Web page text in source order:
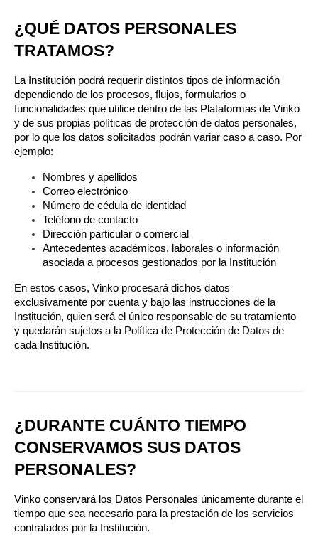
¿QUÉ DATOS PERSONALES
TRATAMOS?
La Institución podrá requerir distintos tipos de información
dependiendo de los procesos, flujos, formularios o
funcionalidades que utilice dentro de las Plataformas de Vinko
y de sus propias políticas de protección de datos personales,
por lo que los datos solicitados podrán variar caso a caso. Por
ejemplo:
Nombres y apellidos
Correo electrónico
Número de cédula de identidad
Teléfono de contacto
Dirección particular o comercial
Antecedentes académicos, laborales o información
asociada a procesos gestionados por la Institución
En estos casos, Vinko procesará dichos datos
exclusivamente por cuenta y bajo las instrucciones de la
Institución, quien será el único responsable de su tratamiento
y quedarán sujetos a la Política de Protección de Datos de
cada Institución.
¿DURANTE CUÁNTO TIEMPO
CONSERVAMOS SUS DATOS
PERSONALES?
Vinko conservará los Datos Personales únicamente durante el
tiempo que sea necesario para la prestación de los servicios
contratados por la Institución.